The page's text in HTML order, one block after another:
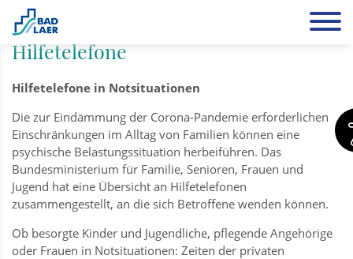
Leben
Hilfetelefone
Hilfetelefone in Notsituationen
Die zur Eindämmung der Corona-Pandemie erforderlichen
Einschränkungen im Alltag von Familien können eine
psychische Belastungssituation herbeiführen. Das
Bundesministerium für Familie, Senioren, Frauen und
Jugend hat eine Übersicht an Hilfetelefonen
zusammengestellt, an die sich Betroffene wenden können.
Ob besorgte Kinder und Jugendliche, pflegende Angehörige
oder Frauen in Notsituationen: Zeiten der privaten